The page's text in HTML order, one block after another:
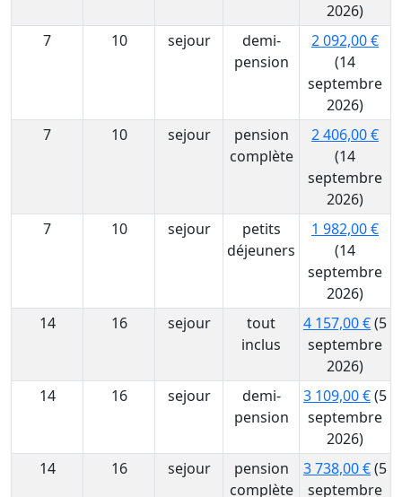
2026)
7
10 sejour
demi-
pension
2 092,00 €
(14
septembre
2026)
7
10 sejour
pension
complète
2 406,00 €
(14
septembre
2026)
7
10 sejour
petits
déjeuners
1 982,00 €
(14
septembre
2026)
14
16 sejour
tout
inclus
4 157,00 €(5
septembre
2026)
14
16 sejour
demi-
pension
3 109,00 €(5
septembre
2026)
14
16 sejour
pension
complète
3 738,00 €(5
septembre